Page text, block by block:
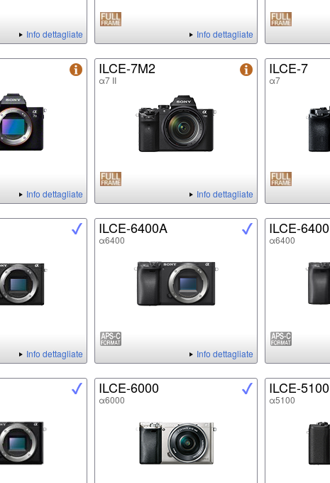
Info dettagliate Info dettagliate
Info dettagliate
ILCE-7M2
α7 II
Info dettagliate
ILCE-7
α7
Info dettagliate
ILCE-6400A
α6400
Info dettagliate
ILCE-6400
α6400
ILCE-6000
α6000
ILCE-5100
α5100